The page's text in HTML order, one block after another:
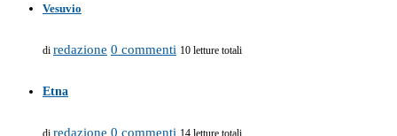
Vesuvio
di redazione 0 commenti 10 letture totali
Etna
di redazione 0 commenti 14 letture totali